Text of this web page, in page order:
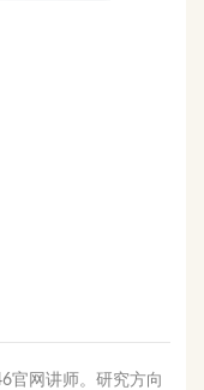
官网讲师。研究方向